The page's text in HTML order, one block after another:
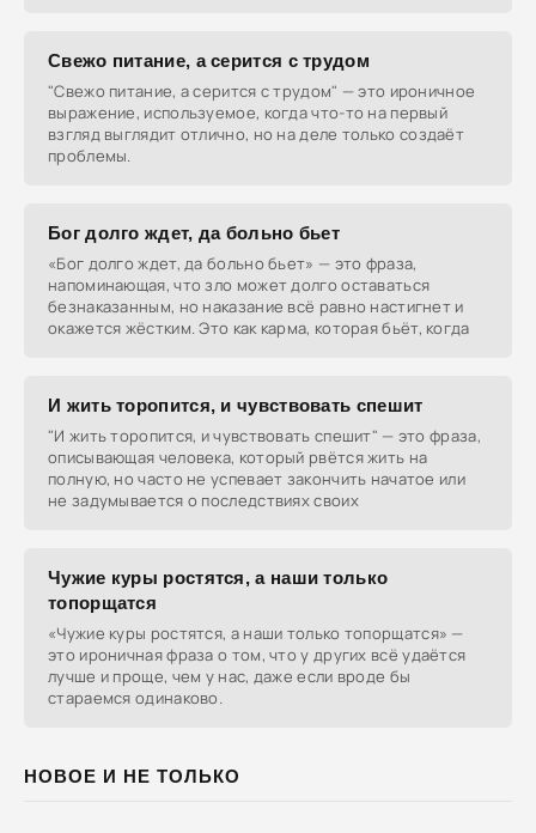
НОВОЕ И НЕ ТОЛЬКО
Свежо питание, а серится с трудом
"Свежо питание, а серится с трудом" — это ироничное
выражение, используемое, когда что-то на первый
взгляд выглядит отлично, но на деле только создаёт
проблемы.
Бог долго ждет, да больно бьет
«Бог долго ждет, да больно бьет» — это фраза,
напоминающая, что зло может долго оставаться
безнаказанным, но наказание всё равно настигнет и
окажется жёстким. Это как карма, которая бьёт, когда
И жить торопится, и чувствовать спешит
"И жить торопится, и чувствовать спешит" — это фраза,
описывающая человека, который рвётся жить на
полную, но часто не успевает закончить начатое или
не задумывается о последствиях своих
Чужие куры ростятся, а наши только
топорщатся
«Чужие куры ростятся, а наши только топорщатся» —
это ироничная фраза о том, что у других всё удаётся
лучше и проще, чем у нас, даже если вроде бы
стараемся одинаково.